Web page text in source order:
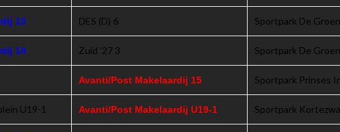
13 DES (D) 6 Sportpark De
14 Zuid ’27 3 Sportpark De
Avanti/Post Makelaardij 15 Sportpark Prinses
U19-1 Avanti/Post Makelaardij U19-1 Sportpark